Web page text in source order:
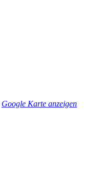
Google Karte anzeigen